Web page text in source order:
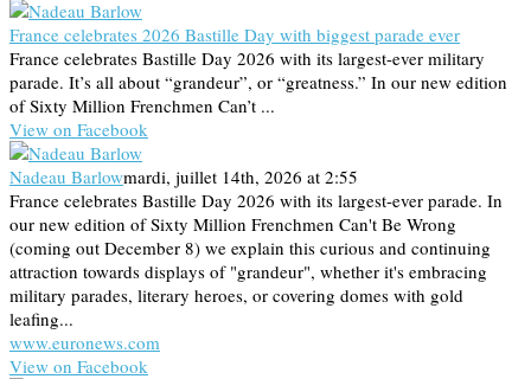
France celebrates 2026 Bastille Day with biggest parade ever
France celebrates Bastille Day 2026 with its largest-ever military
parade. It’s all about “grandeur”, or “greatness.” In our new edition
of Sixty Million Frenchmen Can’t ...
View on Facebook
Nadeau Barlowmardi, juillet 14th, 2026 at 2:55
France celebrates Bastille Day 2026 with its largest-ever parade. In
our new edition of Sixty Million Frenchmen Can't Be Wrong
(coming out December 8) we explain this curious and continuing
attraction towards displays of "grandeur", whether it's embracing
military parades, literary heroes, or covering domes with gold
leafing...
www.euronews.com
View on Facebook